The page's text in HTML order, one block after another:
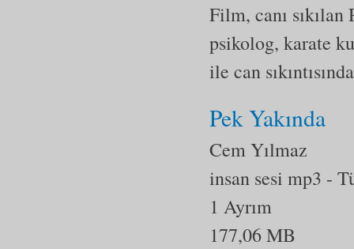
Film, canı
psikolog, karate
ile can
Pek Yakında
Cem Yılmaz
insan sesi mp3 -
1 Ayrım
177,06 MB